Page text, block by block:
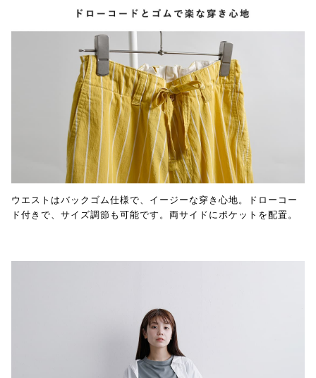
ウエストはバックゴム仕様で、イージーな穿き心地。ドローコー
ド付きで、サイズ調節も可能です。両サイドにポケットを配置。